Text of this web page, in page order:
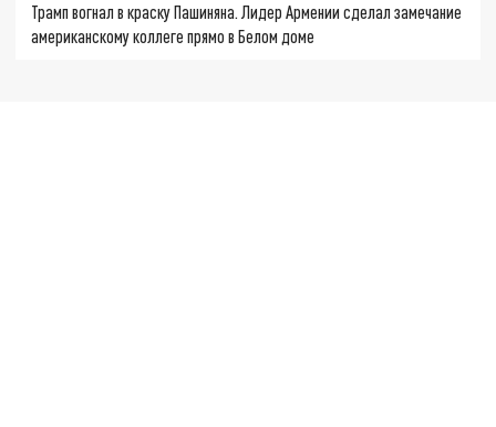
Трамп вогнал в краску Пашиняна. Лидер Армении сделал замечание
американскому коллеге прямо в Белом доме